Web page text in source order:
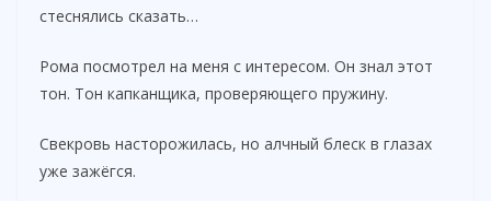
стеснялись сказать…
Рома посмотрел на меня с интересом. Он знал этот
тон. Тон капканщика, проверяющего пружину.
Свекровь насторожилась, но алчный блеск в глазах
уже зажёгся.